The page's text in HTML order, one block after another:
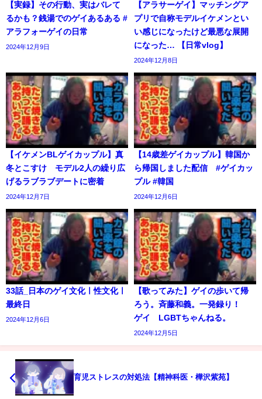
【実録】その行動、実はバレて
るかも？銭湯でのゲイあるある #
アラフォーゲイの日常
2024年12月9日
【アラサーゲイ】マッチングア
プリで自称モデルイケメンとい
い感じになったけど最悪な展開
になった… 【日常vlog】
2024年12月8日
【イケメンBLゲイカップル】真
冬とこすけ モデル2人の繰り広
げるラブラブデートに密着
2024年12月7日
【14歳差ゲイカップル】韓国か
ら帰国しました配信 #ゲイカッ
プル #韓国
2024年12月6日
33話_日本のゲイ文化ㅣ性文化ㅣ
最終日
2024年12月6日
【歌ってみた】ゲイの歩いて帰
ろう。斉藤和義。一発録り！
ゲイ LGBTちゃんねる。
2024年12月5日
育児ストレスの対処法【精神科医・樺沢紫苑】